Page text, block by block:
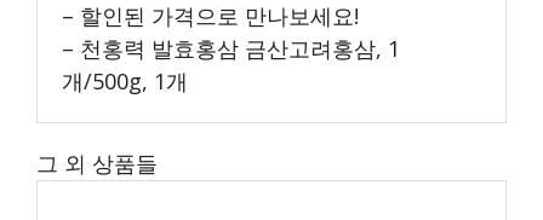
– 할인된 가격으로 만나보세요!
– 천홍력 발효홍삼 금산고려홍삼, 1
개/500g, 1개
그 외 상품들